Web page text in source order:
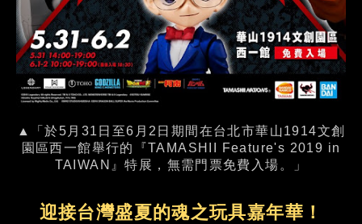
▲「於5月31日至6月2日期間在台北市華山1914文創
園區西一館舉行的『TAMASHII Feature's 2019 in
TAIWAN』特展，無需門票免費入場。」
迎接台灣盛夏的魂之玩具嘉年華！